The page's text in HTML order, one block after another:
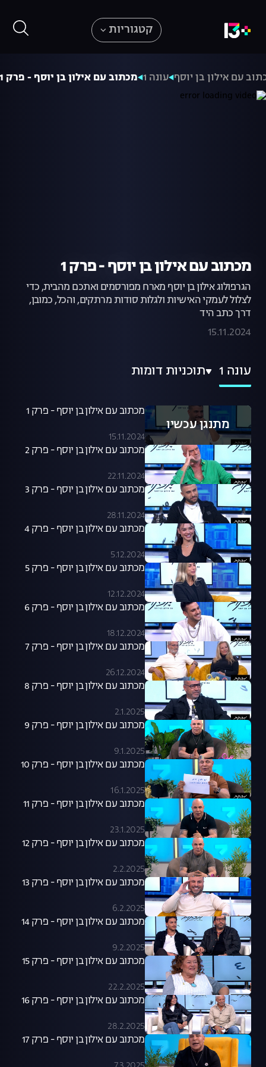
קטגוריות
עם אילון בן יוסף עונה 1 מכתוב עם אילון בן יוסף - פרק 1
מכתוב עם אילון בן יוסף - פרק 1
הגרפולוג אילון בן יוסף מארח מפורסמים ואתכם מהבית, כדי
לצלול לעמקי האישיות ולגלות סודות מרתקים, והכל, כמובן,
דרך כתב היד
15.11.2024
עונה 1 תוכניות דומות
מתנגן עכשיו
מכתוב עם אילון בן יוסף - פרק 1
15.11.2024
מכתוב עם אילון בן יוסף - פרק 2
22.11.2024
מכתוב עם אילון בן יוסף - פרק 3
28.11.2024
מכתוב עם אילון בן יוסף - פרק 4
5.12.2024
מכתוב עם אילון בן יוסף - פרק 5
12.12.2024
מכתוב עם אילון בן יוסף - פרק 6
18.12.2024
מכתוב עם אילון בן יוסף - פרק 7
26.12.2024
מכתוב עם אילון בן יוסף - פרק 8
2.1.2025
מכתוב עם אילון בן יוסף - פרק 9
9.1.2025
מכתוב עם אילון בן יוסף - פרק 10
16.1.2025
מכתוב עם אילון בן יוסף - פרק 11
23.1.2025
מכתוב עם אילון בן יוסף - פרק 12
2.2.2025
מכתוב עם אילון בן יוסף - פרק 13
6.2.2025
מכתוב עם אילון בן יוסף - פרק 14
9.2.2025
מכתוב עם אילון בן יוסף - פרק 15
22.2.2025
מכתוב עם אילון בן יוסף - פרק 16
28.2.2025
מכתוב עם אילון בן יוסף - פרק 17